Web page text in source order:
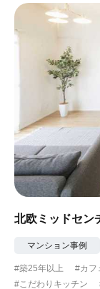
北欧ミッドセン
マンション事例
#築25年以上 #カフ
#こだわりキッチン